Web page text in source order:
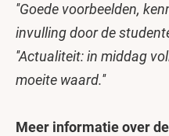
''Goede voorbeelden,
invulling door de
''Actualiteit: in middag
moeite waard.''
Meer informatie over